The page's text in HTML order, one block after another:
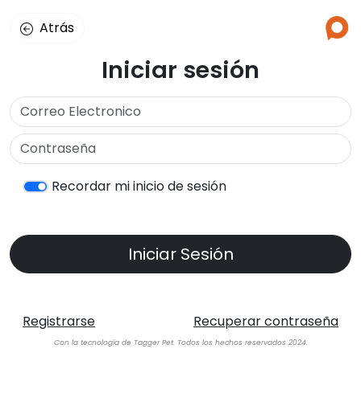
Atrás
Iniciar sesión
Recordar mi inicio de sesión
Registrarse Recuperar contraseña
Con la tecnología de Tagger Pet. Todos los hechos reservados 2024.